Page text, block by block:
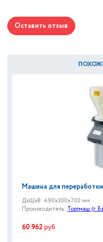
Оставить отзыв
Машина для
ДxШxВ: 490x300x700 мм
Производитель: Торгмаш (г.
60 962 руб